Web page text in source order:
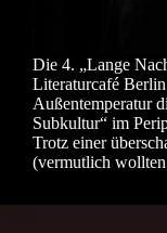
Die 4. „Lange
Literaturcafé
Außentemperatur
Subkultur“ im
Trotz einer
(vermutlich